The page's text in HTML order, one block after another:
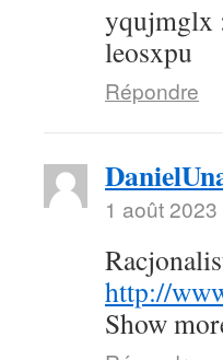
yqujmglx
leosxpu
Répondre
1 août
http://
Show